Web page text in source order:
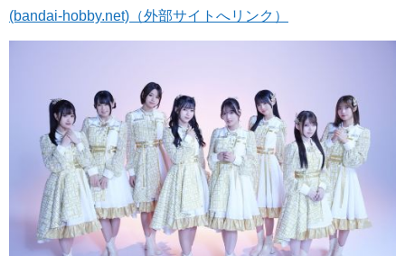
(bandai-hobby.net)（外部サイトへリンク）